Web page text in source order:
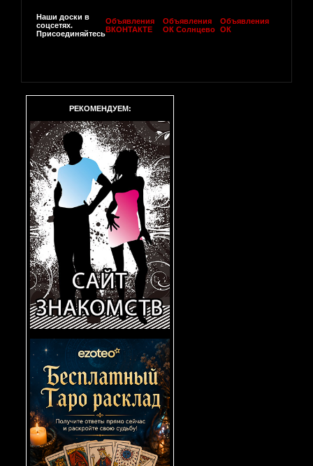
Наши доски в
соцсетях.
Присоединяйтесь
Объявления
ВКОНТАКТЕ
Объявления
ОК Солнцево
Объявления
ОК
РЕКОМЕНДУЕМ: